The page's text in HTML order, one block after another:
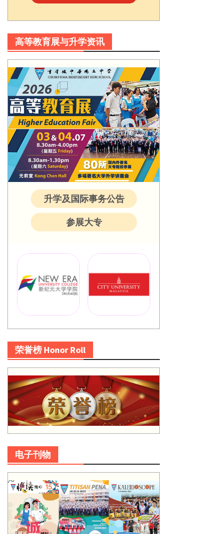
高等教育展与升学资讯
升学及国际事务公告
参展大专
荣誉榜 Honor Roll
电子刊物